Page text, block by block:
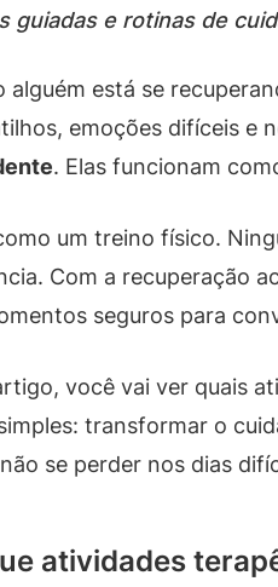
guiadas e rotinas de
alguém está se
emoções difíceis e
. Elas funcionam
um treino físico.
Com a recuperação
seguros para
você vai ver quais
transformar o
se perder nos dias
atividades